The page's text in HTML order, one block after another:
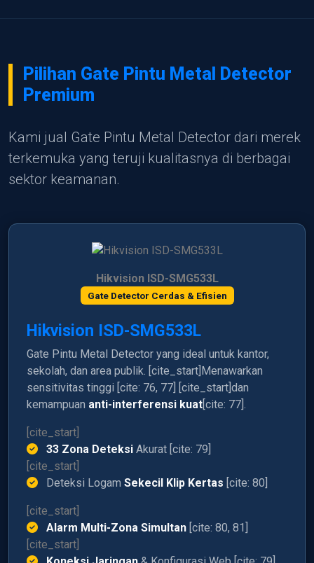
Pilihan Gate Pintu Metal Detector
Premium
Kami jual Gate Pintu Metal Detector dari merek
terkemuka yang teruji kualitasnya di berbagai
sektor keamanan.
Hikvision ISD-SMG533L
Gate Detector Cerdas & Efisien
Hikvision ISD-SMG533L
Gate Pintu Metal Detector yang ideal untuk kantor,
sekolah, dan area publik. [cite_start]Menawarkan
sensitivitas tinggi [cite: 76, 77] [cite_start]dan
kemampuan anti-interferensi kuat[cite: 77].
[cite_start]
33 Zona Deteksi Akurat [cite: 79]
[cite_start]
Deteksi Logam Sekecil Klip Kertas [cite: 80]
[cite_start]
Alarm Multi-Zona Simultan [cite: 80, 81]
[cite_start]